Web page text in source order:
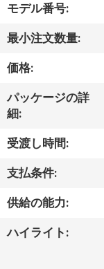
私
に
つ
い
て
工
場
モデル番号:
最小注文数量:
価格:
パッケージの詳
細:
受渡し時間:
支払条件:
供給の能力:
ハイライト: